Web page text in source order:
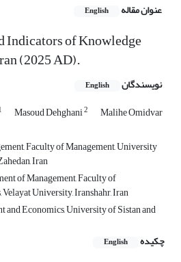
عنوان مقاله English
of Knowledge
(2025 AD).
نویسندگان English
Masoud Dehghani2 Malihe Omidvar
Faculty of Management, University
Iran
of Management, Faculty of
University, Iranshahr, Iran
and Economics, University of Sistan and
چکیده
English